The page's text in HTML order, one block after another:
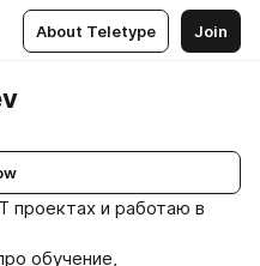
About Teletype Join
проектах и работаю в
обучение,